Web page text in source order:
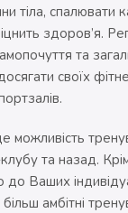
тіла,
здоров’я.
та
своїх
та назад.
до Ваших
амбітні